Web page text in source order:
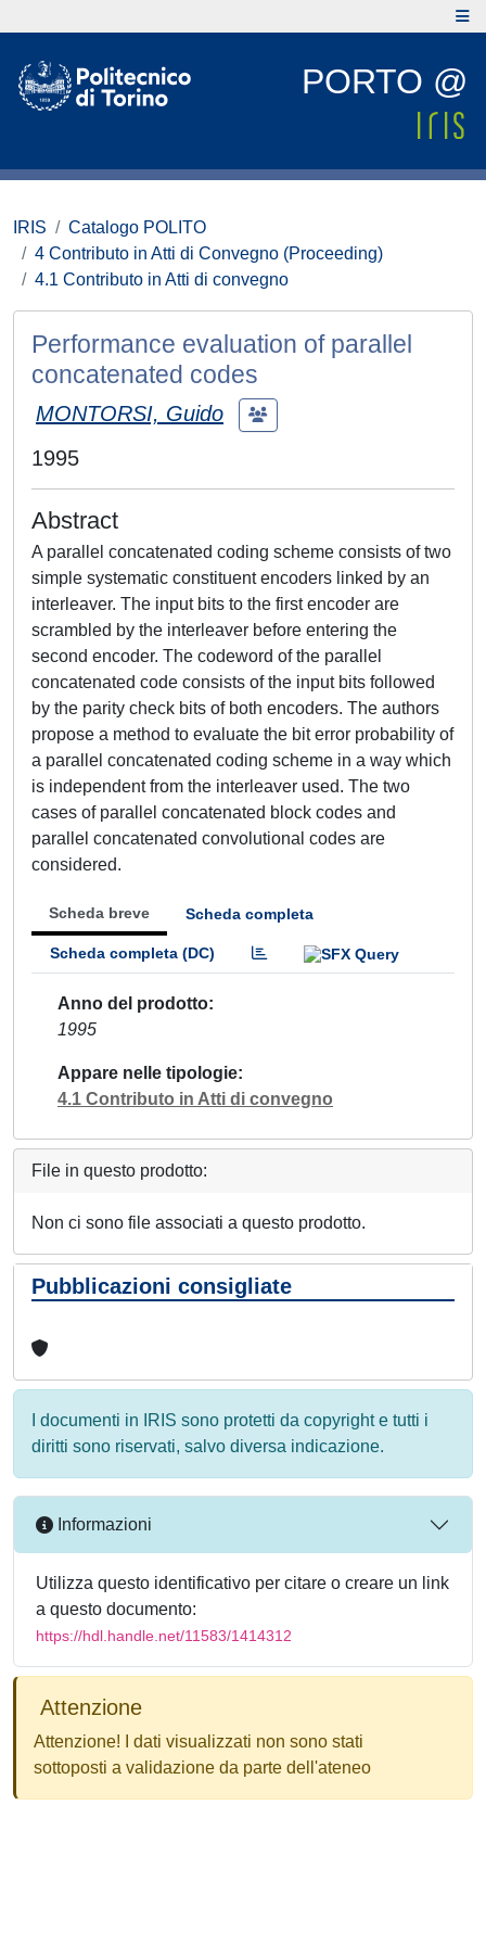
PORTO @
IRIS
Catalogo POLITO
4 Contributo in Atti di Convegno (Proceeding)
4.1 Contributo in Atti di convegno
Performance evaluation of parallel
concatenated codes
MONTORSI, Guido
1995
Abstract
A parallel concatenated coding scheme consists of two
simple systematic constituent encoders linked by an
interleaver. The input bits to the first encoder are
scrambled by the interleaver before entering the
second encoder. The codeword of the parallel
concatenated code consists of the input bits followed
by the parity check bits of both encoders. The authors
propose a method to evaluate the bit error probability of
a parallel concatenated coding scheme in a way which
is independent from the interleaver used. The two
cases of parallel concatenated block codes and
parallel concatenated convolutional codes are
considered.
Scheda breve Scheda completa
Scheda completa (DC)
Anno del prodotto
1995
Appare nelle tipologie
4.1 Contributo in Atti di convegno
File in questo prodotto:
Non ci sono file associati a questo prodotto.
Pubblicazioni consigliate
I documenti in IRIS sono protetti da copyright e tutti i
diritti sono riservati, salvo diversa indicazione.
Informazioni
Utilizza questo identificativo per citare o creare un link
a questo documento:
https://hdl.handle.net/11583/1414312
Attenzione
Attenzione! I dati visualizzati non sono stati
sottoposti a validazione da parte dell'ateneo